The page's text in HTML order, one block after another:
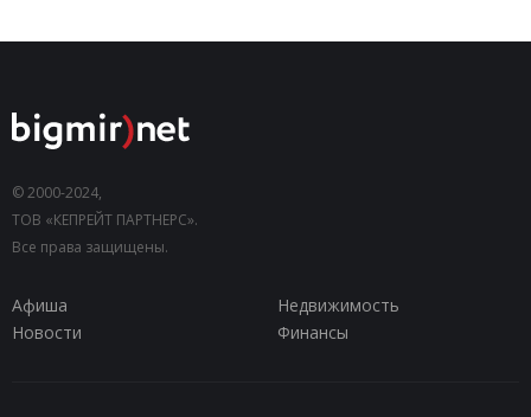
© 2000-2024,
ТОВ «КЕПРЕЙТ ПАРТНЕРС».
Все права защищены.
Афиша
Недвижимость
Новости
Финансы